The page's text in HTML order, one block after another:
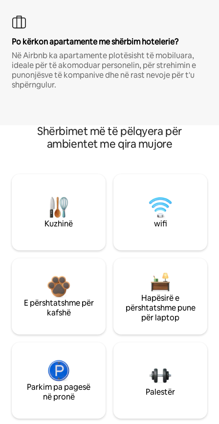
Po kërkon apartamente me shërbim hotelerie?
Në Airbnb ka apartamente plotësisht të mobiluara,
ideale për të akomoduar personelin, për strehimin e
punonjësve të kompanive dhe në rast nevoje për t'u
shpërngulur.
Shërbimet më të pëlqyera për
ambientet me qira mujore
Kuzhinë wifi
E përshtatshme për
kafshë
Hapësirë e
përshtatshme pune
për laptop
Parkim pa pagesë
në pronë
Palestër